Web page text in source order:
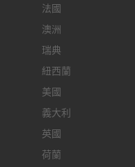
法國
澳洲
瑞典
紐西蘭
美國
義大利
英國
荷蘭